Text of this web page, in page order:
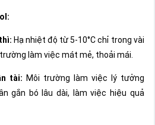
Hạ nhiệt độ từ 5-10°C chỉ trong vài
làm việc mát mẻ, thoải mái.
tài: Môi trường làm việc lý tưởng
gắn bó lâu dài, làm việc hiệu quả